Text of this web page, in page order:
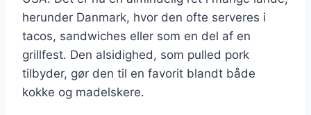
herunder Danmark, hvor den ofte serveres i
tacos, sandwiches eller som en del af en
grillfest. Den alsidighed, som pulled pork
tilbyder, gør den til en favorit blandt både
kokke og madelskere.